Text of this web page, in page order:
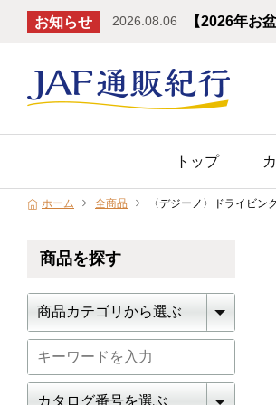
トップ
お知らせ 2026.08.06 【2026年お
ホーム 全商品 〈デジーノ〉ドライビン
商品を探す